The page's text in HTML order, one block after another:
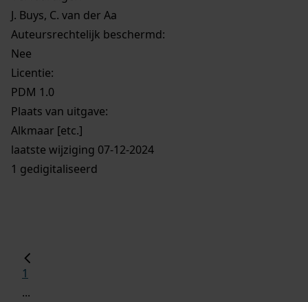
J. Buys, C. van der Aa
Auteursrechtelijk beschermd:
Nee
Licentie:
PDM 1.0
Plaats van uitgave:
Alkmaar [etc.]
laatste wijziging 07-12-2024
1 gedigitaliseerd
1
...